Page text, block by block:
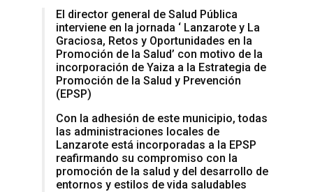
El director general de Salud Pública
interviene en la jornada ‘ Lanzarote y La
Graciosa, Retos y Oportunidades en la
Promoción de la Salud’ con motivo de la
incorporación de Yaiza a la Estrategia de
Promoción de la Salud y Prevención
(EPSP)
Con la adhesión de este municipio, todas
las administraciones locales de
Lanzarote está incorporadas a la EPSP
reafirmando su compromiso con la
promoción de la salud y del desarrollo de
entornos y estilos de vida saludables